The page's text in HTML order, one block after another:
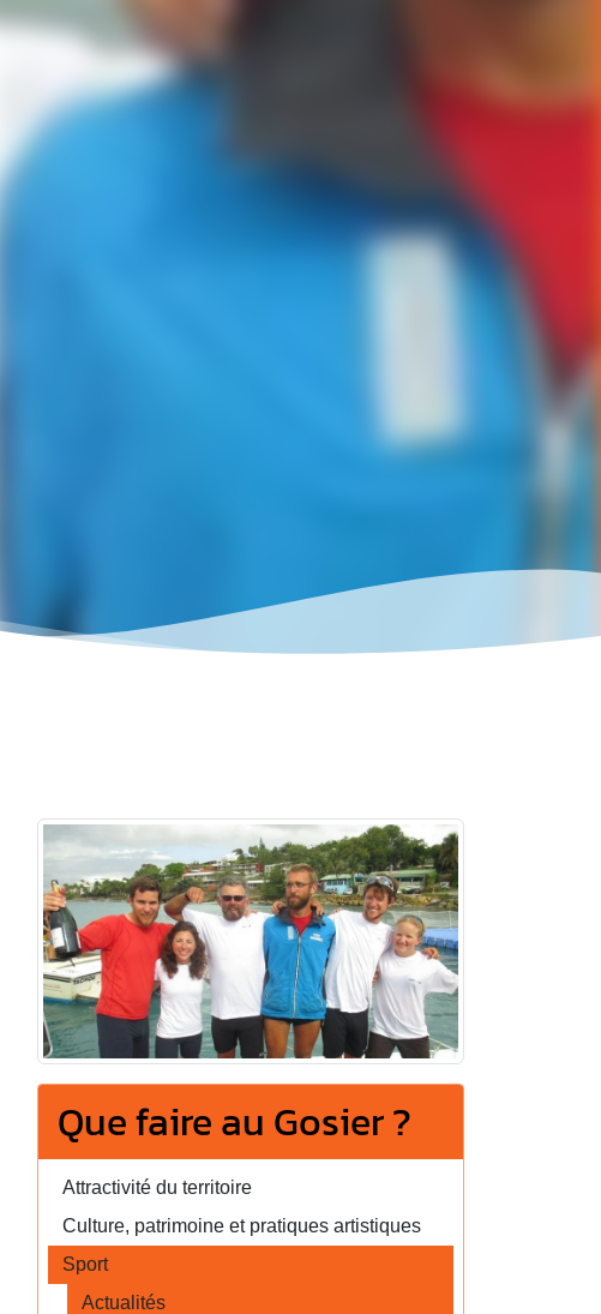
Que faire au Gosier ?
Attractivité du territoire
Culture, patrimoine et pratiques artistiques
Sport
Actualités